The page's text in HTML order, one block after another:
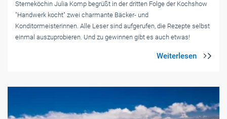
Sterneköchin Julia Komp begrüßt in der dritten Folge der Kochshow
"Handwerk kocht" zwei charmante Bäcker- und
Konditormeisterinnen. Alle Leser sind aufgerufen, die Rezepte selbst
einmal auszuprobieren. Und zu gewinnen gibt es auch etwas!